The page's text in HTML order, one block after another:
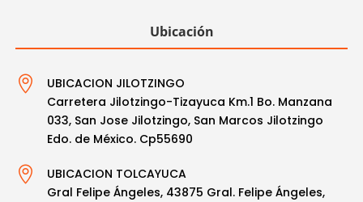
Ubicación

UBICACION JILOTZINGO
Carretera Jilotzingo-Tizayuca Km.1 Bo. Manzana
033, San Jose Jilotzingo, San Marcos Jilotzingo
Edo. de México. Cp55690

UBICACION TOLCAYUCA
Gral Felipe Ángeles, 43875 Gral. Felipe Ángeles,